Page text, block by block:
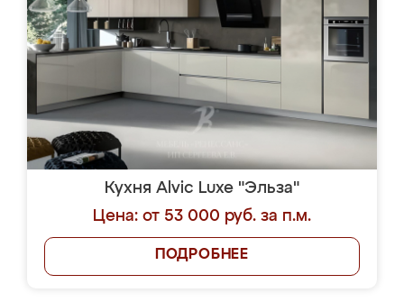
Кухня Alvic Luxe "Эльза"
Цена: от 53 000 руб. за п.м.
ПОДРОБНЕЕ